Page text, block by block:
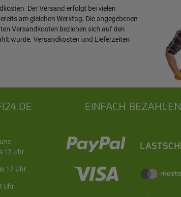
. Der Versand erfolgt bei vielen
am gleichen Werktag. Die angegebenen
Versandkosten beziehen sich auf den
wurde. Versandkosten und Lieferzeiten
EINFACH BEZAHLEN
12 Uhr
17 Uhr
Uhr